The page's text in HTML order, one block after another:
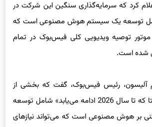
توسعه یک سیستم هوش مصنوعی است که
موتور توصیه ویدیویی کلی فیس‌بوک در تمام
شده است.
«نقشه راه فناوری متا که تا سال 2026 ادامه می‌یابد» شامل توسعه
بر هوش مصنوعی است که می‌‌تواند نیازهای
ریلز شبیه تیک‌تاک و هم ویدیوهای